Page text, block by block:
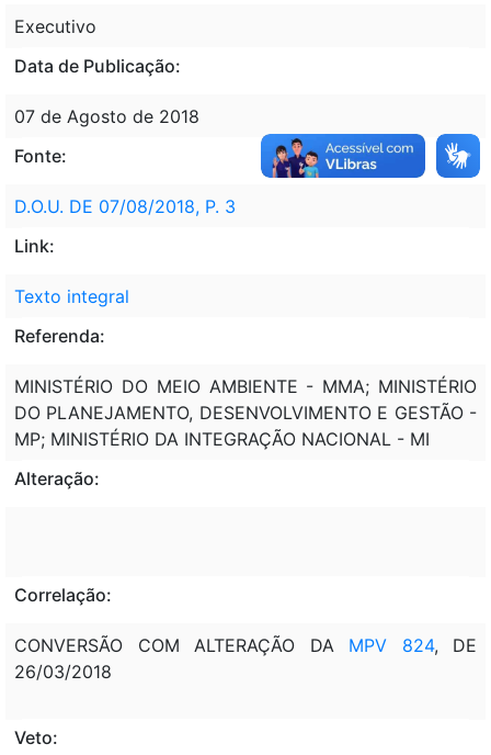
Executivo
Data de Publicação:
07 de Agosto de 2018
Fonte:
D.O.U. DE 07/08/2018, P. 3
Link:
Texto integral
Referenda:
MINISTÉRIO DO MEIO AMBIENTE - MMA; MINISTÉRIO
DO PLANEJAMENTO, DESENVOLVIMENTO E GESTÃO -
MP; MINISTÉRIO DA INTEGRAÇÃO NACIONAL - MI
Alteração:
Correlação:
CONVERSÃO COM ALTERAÇÃO DA MPV 824, DE
26/03/2018
Veto: